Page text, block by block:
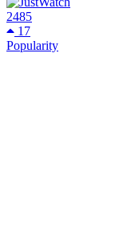
2485
17
Popularity